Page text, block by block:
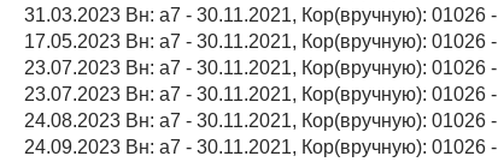
31.03.2023 Вн: a7 - 30.11.2021, Кор(вручную): 01026 -
17.05.2023 Вн: a7 - 30.11.2021, Кор(вручную): 01026 -
23.07.2023 Вн: a7 - 30.11.2021, Кор(вручную): 01026 -
23.07.2023 Вн: a7 - 30.11.2021, Кор(вручную): 01026 -
24.08.2023 Вн: a7 - 30.11.2021, Кор(вручную): 01026 -
24.09.2023 Вн: a7 - 30.11.2021, Кор(вручную): 01026 -